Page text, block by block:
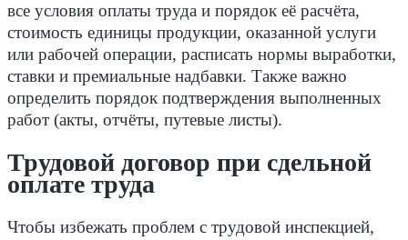
все условия оплаты труда и порядок её расчёта,
стоимость единицы продукции, оказанной услуги
или рабочей операции, расписать нормы выработки,
ставки и премиальные надбавки. Также важно
определить порядок подтверждения выполненных
работ (акты, отчёты, путевые листы).
Трудовой договор при сдельной
оплате труда
Чтобы избежать проблем с трудовой инспекцией,